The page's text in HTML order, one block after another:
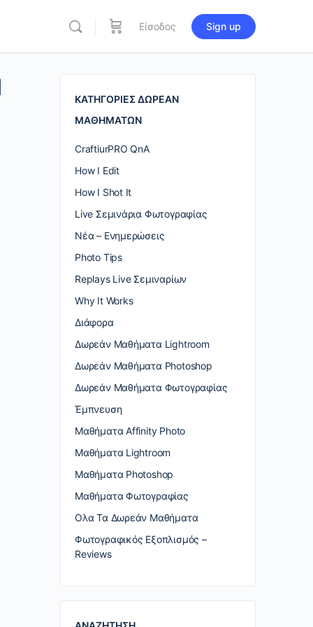
Είσοδος Sign up
ΚΑΤΗΓΟΡΙΕΣ ΔΩΡΕΑΝ
ΜΑΘΗΜΑΤΩΝ
CraftiurPRO QnA
How I Edit
How I Shot It
Live Σεμινάρια Φωτογραφίας
Nέα – Ενημερώσεις
Photo Tips
Replays Live Σεμιναρίων
Why It Works
Διάφορα
Δωρεάν Μαθήματα Lightroom
Δωρεάν Μαθήματα Photoshop
Δωρεάν Μαθήματα Φωτογραφίας
Έμπνευση
Μαθήματα Affinity Photo
Μαθήματα Lightroom
Μαθήματα Photoshop
Μαθήματα Φωτογραφίας
Ολα Τα Δωρεάν Μαθήματα
Φωτογραφικός Εξοπλισμός –
Reviews